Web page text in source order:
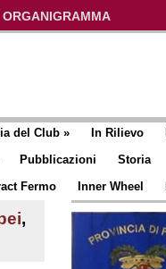
ORGANIGRAMMA
del Club » In Rilievo
Pubblicazioni Storia
Fermo Inner Wheel
,